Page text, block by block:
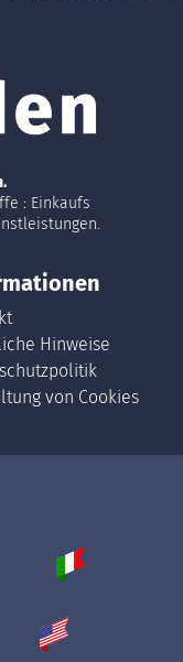
: Einkaufs
Hinweise
von Cookies